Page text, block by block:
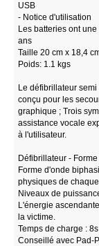
USB
- Notice d'utilisation
Les batteries ont
ans
Taille 20 cm x 18,4
Poids: 1.1 kgs
Le défibrillateur
conçu pour les
graphique ; Trois
assistance vocale
à l'utilisateur.
Défibrillateur -
Forme d'onde
physiques de
Niveaux de
L'énergie
la victime.
Temps de charge :
Conseillé avec Pad-